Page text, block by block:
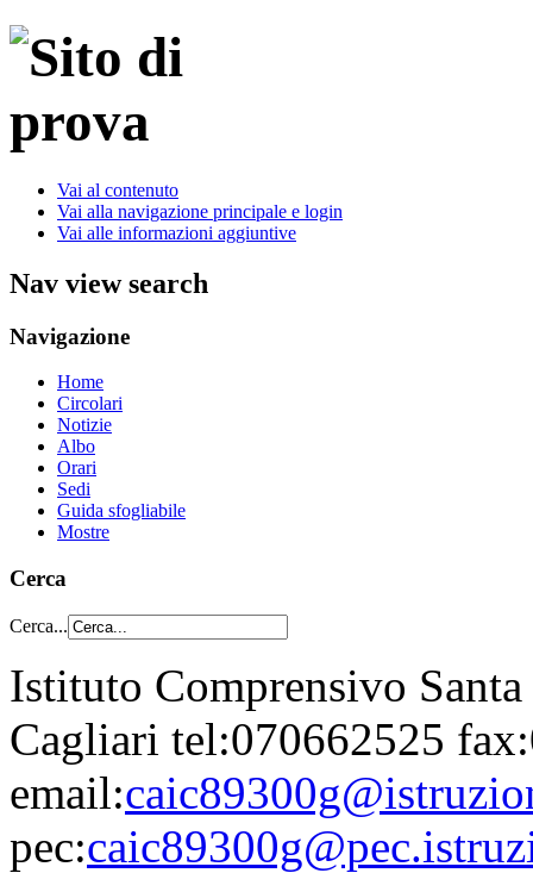
Vai al contenuto
Vai alla navigazione principale e login
Vai alle informazioni aggiuntive
Nav view search
Navigazione
Home
Circolari
Notizie
Albo
Orari
Sedi
Guida sfogliabile
Mostre
Cerca
Cerca...
Istituto Comprensivo
Cagliari tel:070662525
email:
pec: